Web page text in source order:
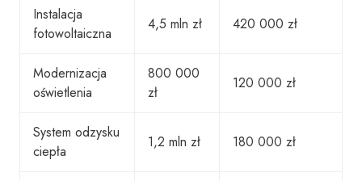
Instalacja
fotowoltaiczna
4,5 mln zł 420 000 zł
Modernizacja
oświetlenia
800 000
zł
120 000 zł
System odzysku
ciepła
1,2 mln zł 180 000 zł